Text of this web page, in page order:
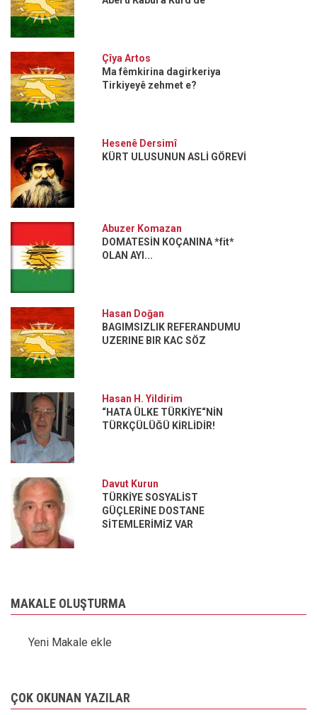
Çîya Artos
Ma fêmkirina dagirkeriya
Tirkiyeyê zehmet e?
Hesenê Dersimî
KÜRT ULUSUNUN ASLİ GÖREVİ
Abuzer Komazan
DOMATESİN KOÇANINA *fit*
OLAN AYI...
Hasan Doğan
BAGIMSIZLIK REFERANDUMU
UZERINE BIR KAC SÖZ
Hasan H. Yildirim
“HATA ÜLKE TÜRKİYE“NİN
TÜRKÇÜLÜĞÜ KİRLİDİR!
Davut Kurun
TÜRKİYE SOSYALİST
GÜÇLERİNE DOSTANE
SİTEMLERİMİZ VAR
MAKALE OLUŞTURMA
Yeni Makale ekle
ÇOK OKUNAN YAZILAR